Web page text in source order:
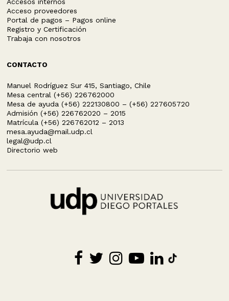
Acceso proveedores
Portal de pagos – Pagos online
Registro y Certificación
Trabaja con nosotros
CONTACTO
Manuel Rodríguez Sur 415, Santiago, Chile
Mesa central (+56) 226762000
Mesa de ayuda (+56) 222130800 – (+56) 227605720
Admisión (+56) 226762020 – 2015
Matrícula (+56) 226762012 – 2013
mesa.ayuda@mail.udp.cl
legal@udp.cl
Directorio web